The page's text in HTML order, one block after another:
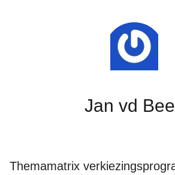
Jan vd
Themamatrix